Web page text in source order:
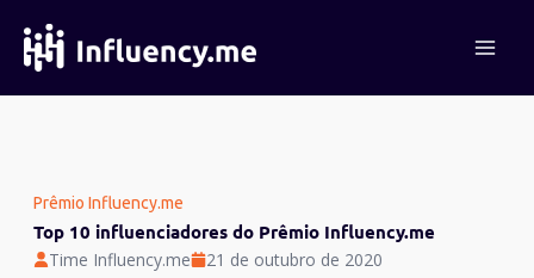
para
conteúdo
Prêmio Influency.me
Top 10 influenciadores do Prêmio Influency.me
Time Influency.me
21 de outubro de 2020